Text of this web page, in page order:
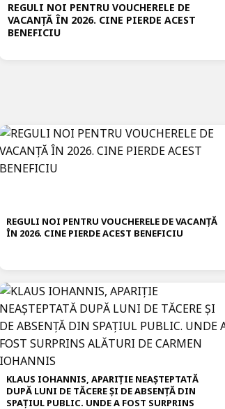
REGULI NOI PENTRU VOUCHERELE DE
VACANȚĂ ÎN 2026. CINE PIERDE ACEST
BENEFICIU
REGULI NOI PENTRU VOUCHERELE DE VACANȚĂ
ÎN 2026. CINE PIERDE ACEST BENEFICIU
KLAUS IOHANNIS, APARIȚIE NEAȘTEPTATĂ
DUPĂ LUNI DE TĂCERE ȘI DE ABSENȚĂ DIN
SPAȚIUL PUBLIC. UNDE A FOST SURPRINS